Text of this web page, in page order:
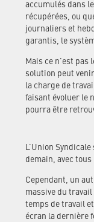
accumulés dans
récupérées, ou
journaliers et
garantis, le
Mais ce n’est pas
solution peut
la charge de
faisant évoluer le
pourra être
L’Union
demain, avec
Cependant, un
massive du
temps de travail
écran la dernière